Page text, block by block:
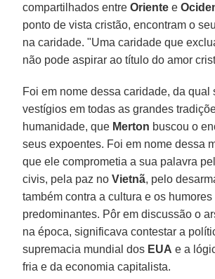
compartilhados entreOriente e
ponto de vista cristão, encontram o
na caridade. "Uma caridade que
não pode aspirar ao título do amor
Foi em nome dessa caridade, da qual
vestígios em todas as grandes
humanidade, que Merton buscou o
seus expoentes. Foi em nome dessa
que ele comprometia a sua palavra
civis, pela paz noVietnã, pelo
também contra a cultura e os humores
predominantes. Pôr em discussão o
na época, significava contestar a
supremacia mundial dos EUA e a
fria e da economia capitalista.